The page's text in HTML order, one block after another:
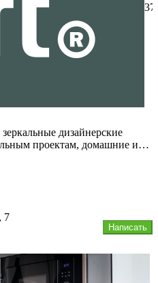
37
дизайнерские
проектам, домашние и
Написать
7